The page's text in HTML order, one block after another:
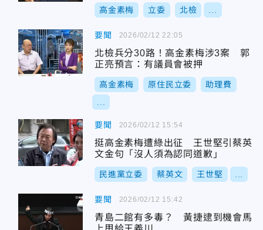
高金素梅 立委 北檢
要聞
北檢兵分30路！高金素梅涉3案 郭
正亮預言：有議員會被押
高金素梅 原住民立委 助理費
2026/02/12 22:05
要聞
挺高金素梅遭綠出征 王世堅引蔡英
文金句「沒人須為認同道歉」
民進黨立委 蔡英文 王世堅
2026/02/12 15:54
要聞
青島二館有多毒？ 黃捷逮到機會馬
2026/02/12 15:42